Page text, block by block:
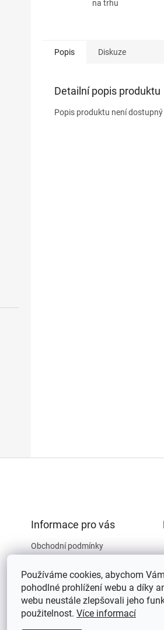
Používáme cookies, abychom
pohodlné prohlížení webu a díky
webu neustále zlepšovali jeho
použitelnost. Více informací
na trhu
Popis Diskuze
Detailní popis produktu
Popis produktu není dostupný
Informace pro vás
Obchodní podmínky
údajů
Kontakty
O nás